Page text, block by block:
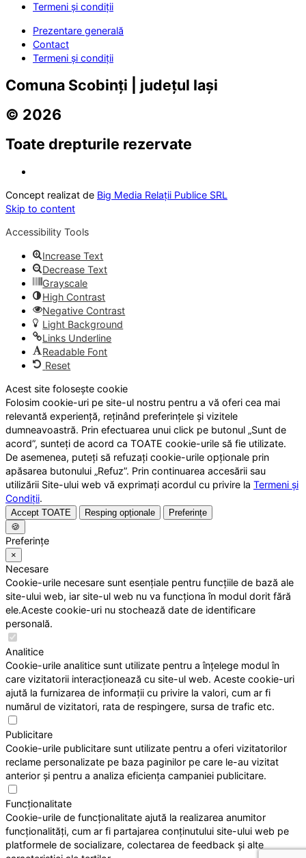
Termeni și condiții
Prezentare generală
Contact
Termeni și condiții
Comuna Scobinți | județul Iași
© 2026
Toate drepturile rezervate
Concept realizat de Big Media Relații Publice SRL
Skip to content
Accessibility Tools
Increase Text
Decrease Text
Grayscale
High Contrast
Negative Contrast
Light Background
Links Underline
Readable Font
Reset
Acest site folosește cookie
Folosim cookie-uri pe site-ul nostru pentru a vă oferi cea mai
relevantă experiență, reținând preferințele și vizitele
dumneavoastră. Prin efectuarea unui click pe butonul „Sunt de
acord”, sunteți de acord ca TOATE cookie-urile să fie utilizate.
De asemenea, puteți să refuzați cookie-urile opționale prin
apăsarea butonului „Refuz”. Prin continuarea accesării sau
utilizării Site-ului web vă exprimați acordul cu privire la Termeni și
Condiții.
Accept TOATE Resping opționale
Preferințe
🍪
Preferințe
×
Necesare
Cookie-urile necesare sunt esențiale pentru funcțiile de bază ale
site-ului web, iar site-ul web nu va funcționa în modul dorit fără
ele.Aceste cookie-uri nu stochează date de identificare
personală.
Analitice
Cookie-urile analitice sunt utilizate pentru a înțelege modul în
care vizitatorii interacționează cu site-ul web. Aceste cookie-uri
ajută la furnizarea de informații cu privire la valori, cum ar fi
numărul de vizitatori, rata de respingere, sursa de trafic etc.
Publicitare
Cookie-urile publicitare sunt utilizate pentru a oferi vizitatorilor
reclame personalizate pe baza paginilor pe care le-au vizitat
anterior și pentru a analiza eficiența campaniei publicitare.
Funcționalitate
Cookie-urile de funcționalitate ajută la realizarea anumitor
funcționalități, cum ar fi partajarea conținutului site-ului web pe
platformele de socializare, colectarea de feedback și alte